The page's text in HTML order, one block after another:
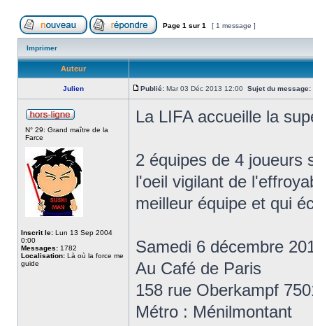
Page 1 sur 1 [ 1 message ]
Imprimer
Auteur
Julien Publié: Mar 03 Déc 2013 12:00 Sujet du message:
N° 29: Grand maître de la
Farce
Inscrit le: Lun 13 Sep 2004
0:00
Messages: 1782
Localisation: Là où la force me
guide
La LIFA accueille la
2 équipes de 4 joueurs
l'oeil vigilant de
meilleur équipe et qui
Samedi 6 décembre
Au Café de Paris
158 rue Oberkampf
Métro : Ménilmontant